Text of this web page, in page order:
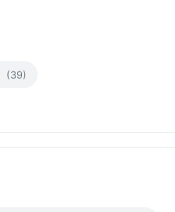
(39)